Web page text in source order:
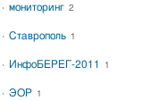
мониторинг 2
Ставрополь 1
ИнфоБЕРЕГ-2011 1
ЭОР 1